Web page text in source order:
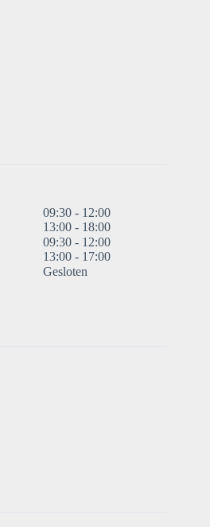
09:30 - 12:00
13:00 - 18:00
09:30 - 12:00
13:00 - 17:00
Gesloten